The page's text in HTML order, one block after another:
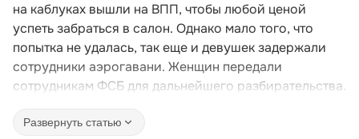
на каблуках вышли на ВПП, чтобы любой ценой
успеть забраться в салон. Однако мало того, что
попытка не удалась, так еще и девушек задержали
сотрудники аэрогавани. Женщин передали
сотрудникам ФСБ для дальнейшего разбирательства.
Развернуть статью